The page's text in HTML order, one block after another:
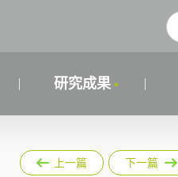
研究成果
上一篇 下一篇